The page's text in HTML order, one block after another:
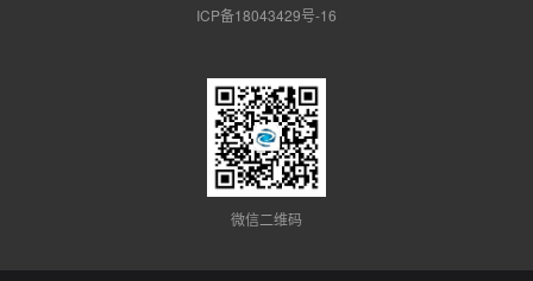
ICP备18043429号-16
微信二维码